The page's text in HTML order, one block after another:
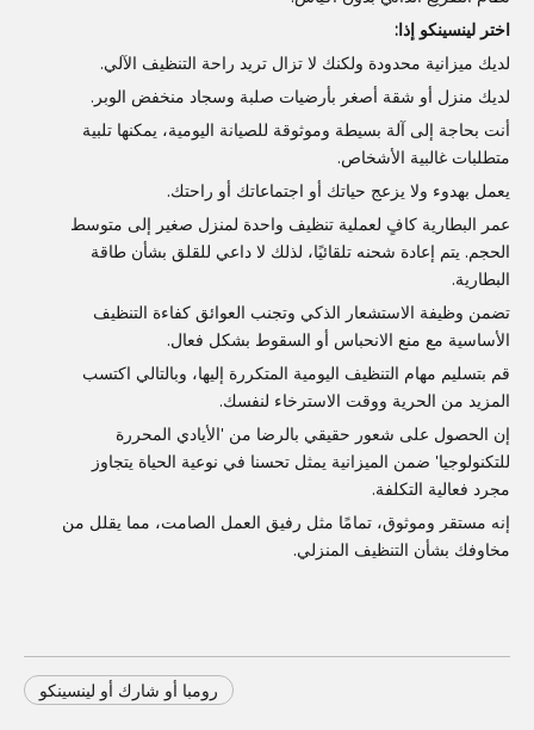
اختر لينسينكو إذا:
لديك ميزانية محدودة ولكنك لا تزال تريد راحة التنظيف الآلي.
لديك منزل أو شقة أصغر بأرضيات صلبة وسجاد منخفض الوبر.
أنت بحاجة إلى آلة بسيطة وموثوقة للصيانة اليومية، يمكنها تلبية
متطلبات غالبية الأشخاص.
يعمل بهدوء ولا يزعج حياتك أو اجتماعاتك أو راحتك.
عمر البطارية كافٍ لعملية تنظيف واحدة لمنزل صغير إلى متوسط ​​
الحجم. يتم إعادة شحنه تلقائيًا، لذلك لا داعي للقلق بشأن طاقة
البطارية.
تضمن وظيفة الاستشعار الذكي وتجنب العوائق كفاءة التنظيف
الأساسية مع منع الانحباس أو السقوط بشكل فعال.
قم بتسليم مهام التنظيف اليومية المتكررة إليها، وبالتالي اكتسب
المزيد من الحرية ووقت الاسترخاء لنفسك.
إن الحصول على شعور حقيقي بالرضا من 'الأيادي المحررة
للتكنولوجيا' ضمن الميزانية يمثل تحسنا في نوعية الحياة يتجاوز
مجرد فعالية التكلفة.
إنه مستقر وموثوق، تمامًا مثل رفيق العمل الصامت، مما يقلل من
مخاوفك بشأن التنظيف المنزلي.
رومبا أو شارك أو لينسينكو